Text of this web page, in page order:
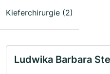
Kieferchirurgie (2)
Ludwika Barbara